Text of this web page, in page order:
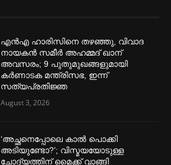
എൻഎ ഹാരിസിനെ തഴ‌‍ഞ്ഞു, വിവാദ
നായകൻ സമീര്‍ അഹമ്മദ് ഖാന്
അവസരം; 9 പുതുമുഖങ്ങളുമായി
കര്‍ണാടക മന്ത്രിസഭ, ഇന്ന്
സത്യപ്രതിജ്ഞ
August 3, 2026
‘അച്ഛനെപ്പോലെ കാല്‍ പൊക്കി
അടിയുണ്ടോ?’; വിസ്മയയോടുള്ള
ചോദ്യത്തിന് മൈക്ക് വാങ്ങി